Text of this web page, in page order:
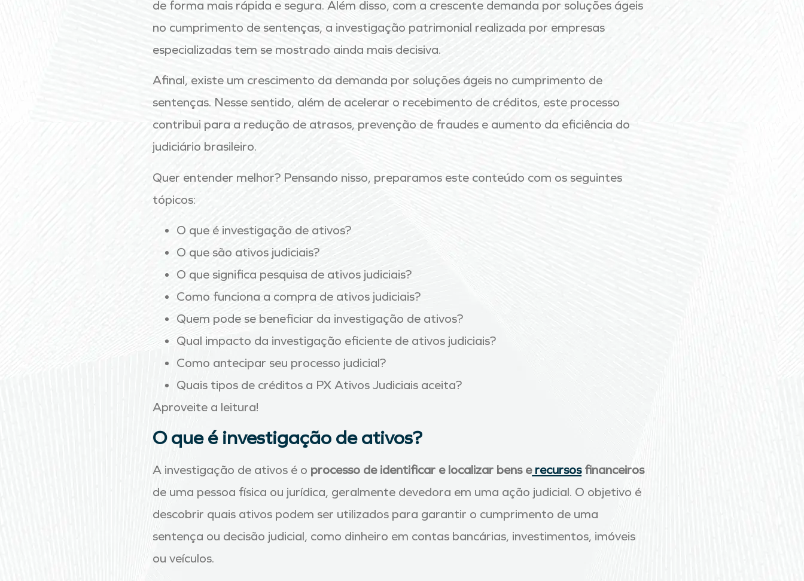
de forma mais rápida e segura. Além disso, com a crescente demanda por soluções ágeis
no cumprimento de sentenças, a investigação patrimonial realizada por empresas
especializadas tem se mostrado ainda mais decisiva.
Afinal, existe um crescimento da demanda por soluções ágeis no cumprimento de
sentenças. Nesse sentido, além de acelerar o recebimento de créditos, este processo
contribui para a redução de atrasos, prevenção de fraudes e aumento da eficiência do
judiciário brasileiro.
Quer entender melhor? Pensando nisso, preparamos este conteúdo com os seguintes
tópicos:
O que é investigação de ativos?
O que são ativos judiciais?
O que significa pesquisa de ativos judiciais?
Como funciona a compra de ativos judiciais?
Quem pode se beneficiar da investigação de ativos?
Qual impacto da investigação eficiente de ativos judiciais?
Como antecipar seu processo judicial?
Quais tipos de créditos a PX Ativos Judiciais aceita?
Aproveite a leitura!
O que é investigação de ativos?
A investigação de ativos é o processo de identificar e localizar bens erecursosfinanceiros
de uma pessoa física ou jurídica, geralmente devedora em uma ação judicial. O objetivo é
descobrir quais ativos podem ser utilizados para garantir o cumprimento de uma
sentença ou decisão judicial, como dinheiro em contas bancárias, investimentos, imóveis
ou veículos.